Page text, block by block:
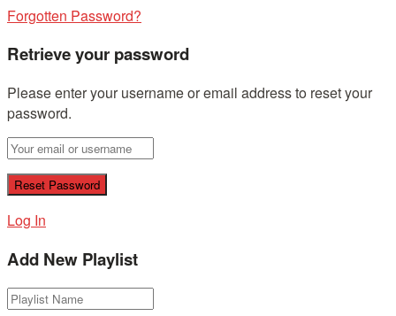
Forgotten Password?
Retrieve your password
Please enter your username or email address to reset your
password.
Log In
Add New Playlist